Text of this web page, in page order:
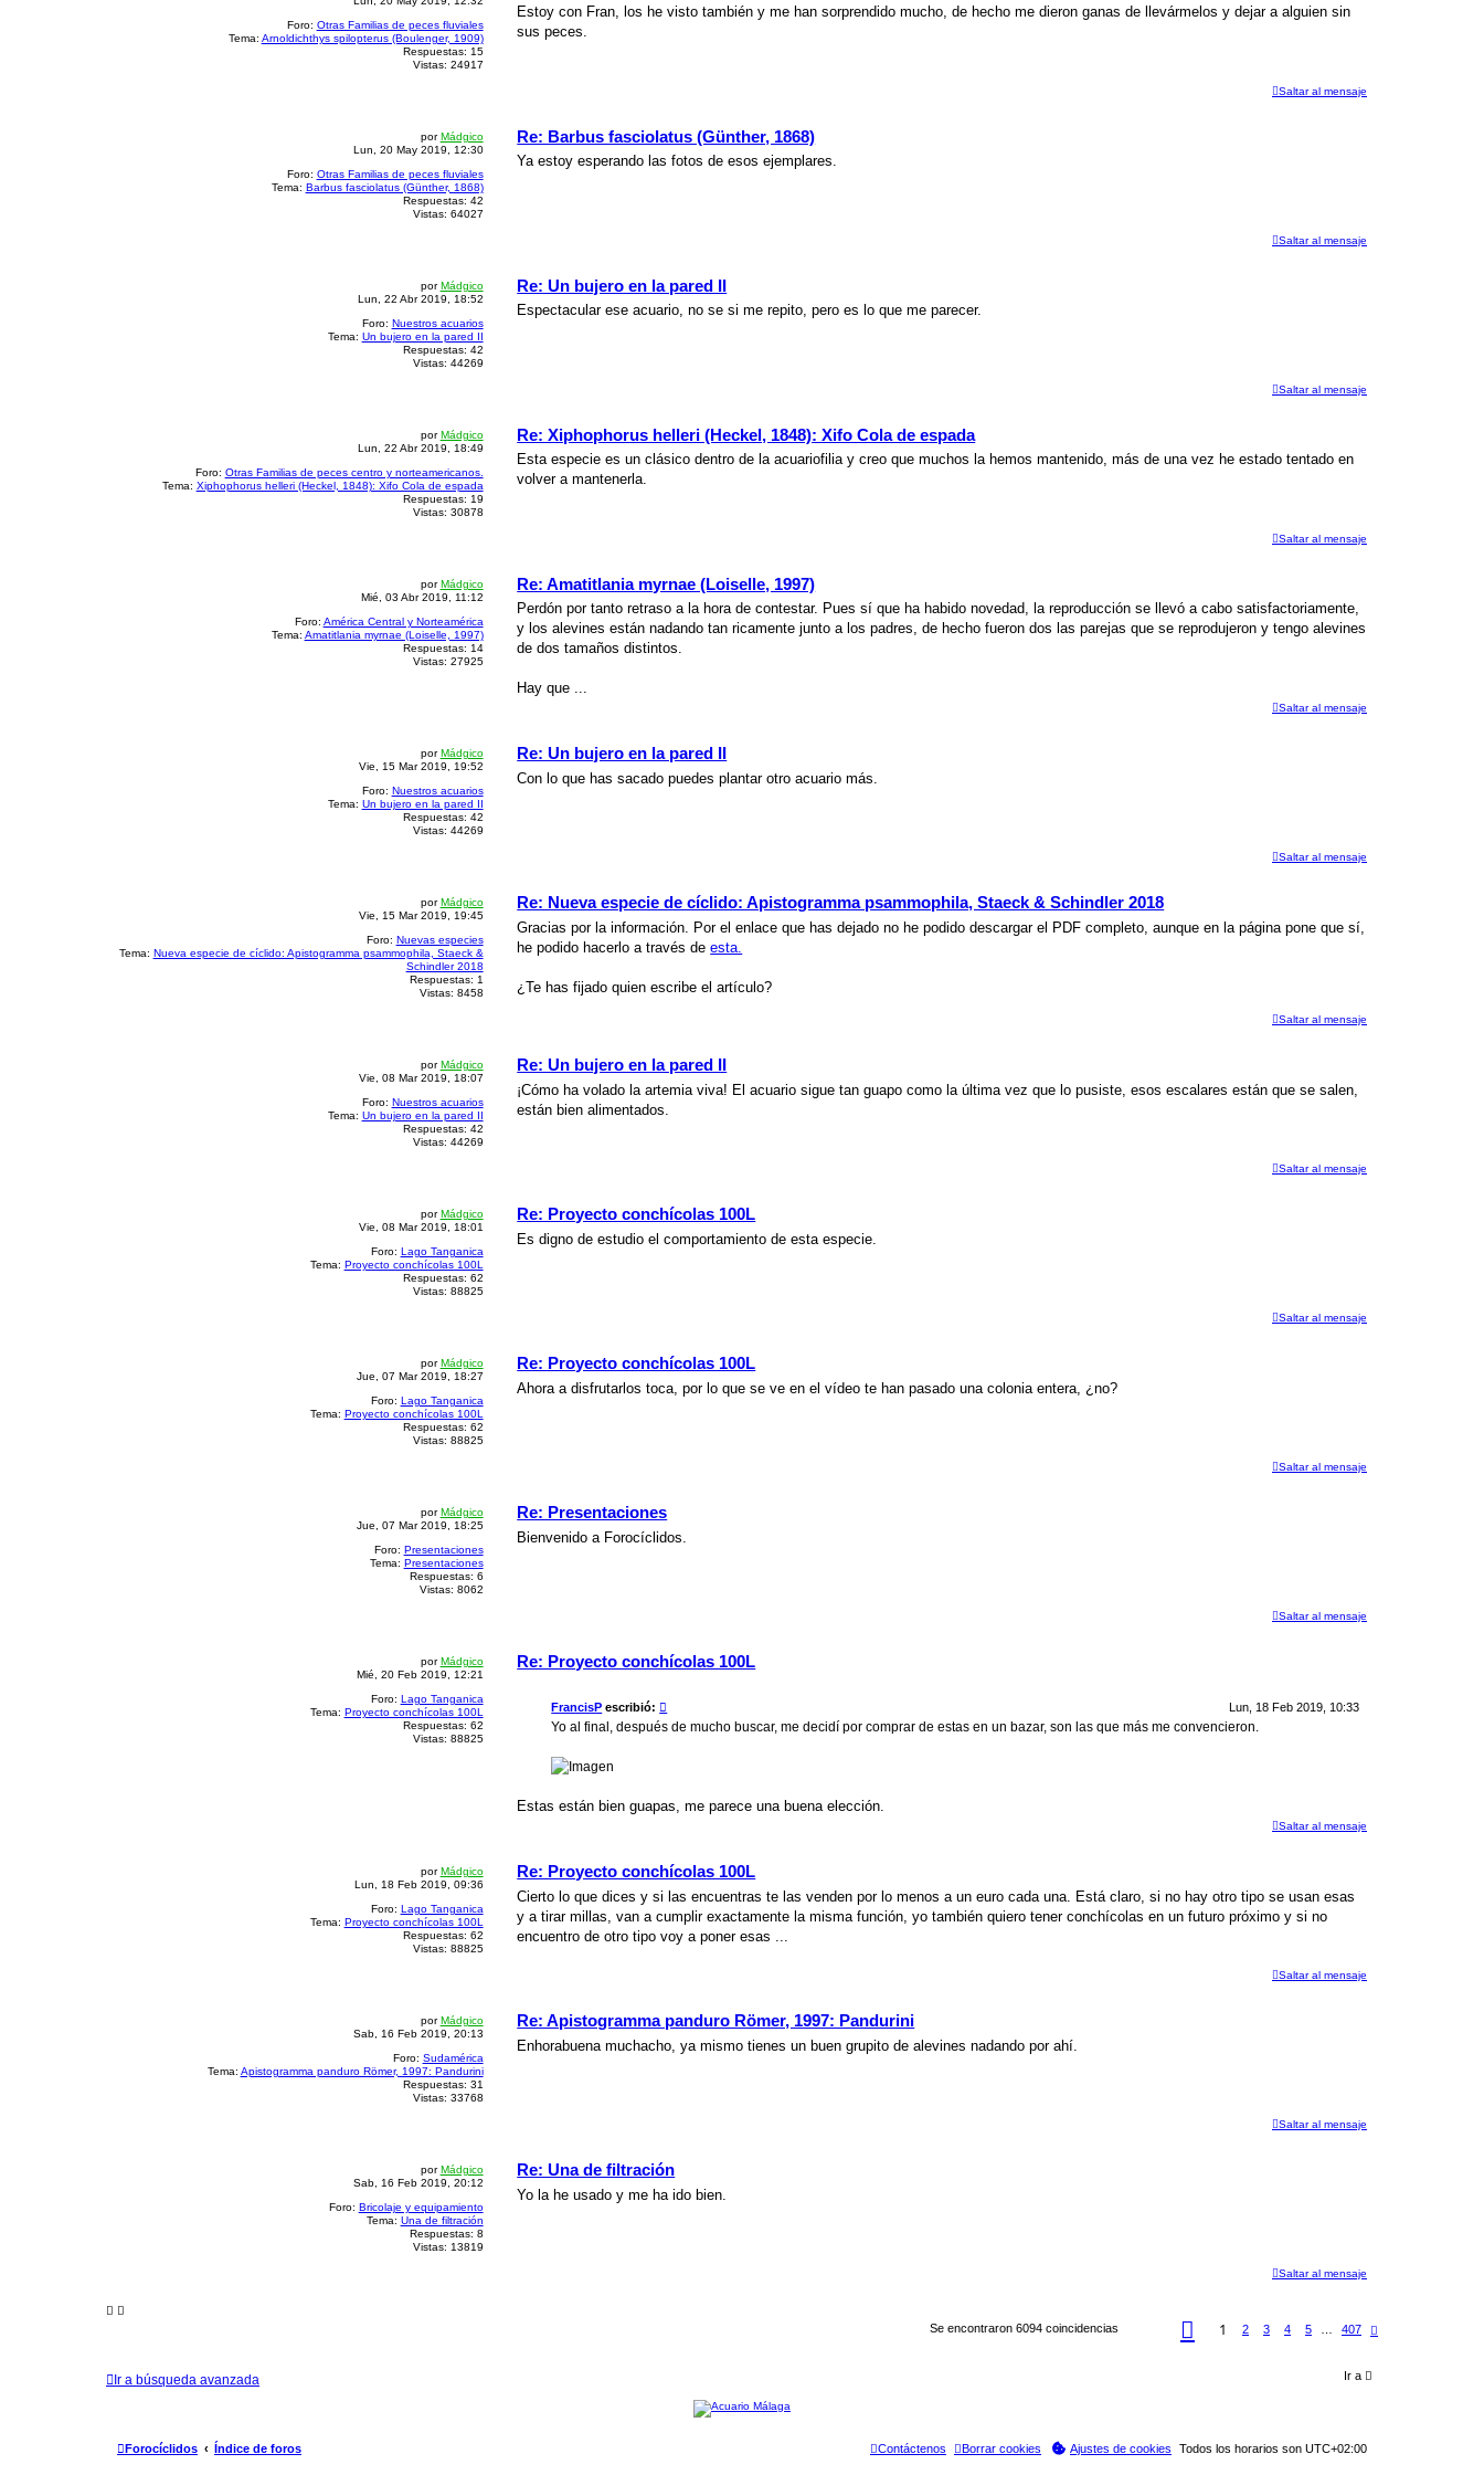
1
Foro: Otras Familias de peces fluviales
Tema: Arnoldichthys spilopterus (Boulenger, 1909)
Respuestas: 15
Vistas: 24917
Estoy con Fran, los he visto también y me han sorprendido mucho, de hecho me dieron ganas de llevármelos y dejar a alguien sin
sus peces.
Saltar al mensaje
porMádgico
Lun, 20 May 2019, 12:30
Foro: Otras Familias de peces fluviales
Tema: Barbus fasciolatus (Günther, 1868)
Respuestas: 42
Vistas: 64027
Re: Barbus fasciolatus (Günther, 1868)
Ya estoy esperando las fotos de esos ejemplares.
Saltar al mensaje
porMádgico
Lun, 22 Abr 2019, 18:52
Foro: Nuestros acuarios
Tema: Un bujero en la pared II
Respuestas: 42
Vistas: 44269
Re: Un bujero en la pared II
Espectacular ese acuario, no se si me repito, pero es lo que me parecer.
Saltar al mensaje
porMádgico
Lun, 22 Abr 2019, 18:49
Foro: Otras Familias de peces centro y norteamericanos.
Tema: Xiphophorus helleri (Heckel, 1848): Xifo Cola de espada
Respuestas: 19
Vistas: 30878
Re: Xiphophorus helleri (Heckel, 1848): Xifo Cola de espada
Esta especie es un clásico dentro de la acuariofilia y creo que muchos la hemos mantenido, más de una vez he estado tentado en
volver a mantenerla.
Saltar al mensaje
porMádgico
Mié, 03 Abr 2019, 11:12
Foro: América Central y Norteamérica
Tema: Amatitlania myrnae (Loiselle, 1997)
Respuestas: 14
Vistas: 27925
Re: Amatitlania myrnae (Loiselle, 1997)
Perdón por tanto retraso a la hora de contestar. Pues sí que ha habido novedad, la reproducción se llevó a cabo satisfactoriamente,
y los alevines están nadando tan ricamente junto a los padres, de hecho fueron dos las parejas que se reprodujeron y tengo alevines
de dos tamaños distintos.
Hay que ...
Saltar al mensaje
porMádgico
Vie, 15 Mar 2019, 19:52
Foro: Nuestros acuarios
Tema: Un bujero en la pared II
Respuestas: 42
Vistas: 44269
Re: Un bujero en la pared II
Con lo que has sacado puedes plantar otro acuario más.
Saltar al mensaje
porMádgico
Vie, 15 Mar 2019, 19:45
Foro: Nuevas especies
Tema: Nueva especie de cíclido: Apistogramma psammophila, Staeck &
Schindler 2018
Respuestas: 1
Vistas: 8458
Re: Nueva especie de cíclido: Apistogramma psammophila, Staeck & Schindler 2018
Gracias por la información. Por el enlace que has dejado no he podido descargar el PDF completo, aunque en la página pone que sí,
he podido hacerlo a través deesta.
¿Te has fijado quien escribe el artículo?
Saltar al mensaje
porMádgico
Vie, 08 Mar 2019, 18:07
Foro: Nuestros acuarios
Tema: Un bujero en la pared II
Respuestas: 42
Vistas: 44269
Re: Un bujero en la pared II
¡Cómo ha volado la artemia viva! El acuario sigue tan guapo como la última vez que lo pusiste, esos escalares están que se salen,
están bien alimentados.
Saltar al mensaje
porMádgico
Vie, 08 Mar 2019, 18:01
Foro: Lago Tanganica
Tema: Proyecto conchícolas 100L
Respuestas: 62
Vistas: 88825
Re: Proyecto conchícolas 100L
Es digno de estudio el comportamiento de esta especie.
Saltar al mensaje
porMádgico
Jue, 07 Mar 2019, 18:27
Foro: Lago Tanganica
Tema: Proyecto conchícolas 100L
Respuestas: 62
Vistas: 88825
Re: Proyecto conchícolas 100L
Ahora a disfrutarlos toca, por lo que se ve en el vídeo te han pasado una colonia entera, ¿no?
Saltar al mensaje
porMádgico
Jue, 07 Mar 2019, 18:25
Foro: Presentaciones
Tema: Presentaciones
Respuestas: 6
Vistas: 8062
Re: Presentaciones
Bienvenido a Forocíclidos.
Saltar al mensaje
porMádgico
Mié, 20 Feb 2019, 12:21
Foro: Lago Tanganica
Tema: Proyecto conchícolas 100L
Respuestas: 62
Vistas: 88825
Re: Proyecto conchícolas 100L
FrancisP escribió: Lun, 18 Feb 2019, 10:33
Yo al final, después de mucho buscar, me decidí por comprar de estas en un bazar, son las que más me convencieron.
Estas están bien guapas, me parece una buena elección.
Saltar al mensaje
porMádgico
Lun, 18 Feb 2019, 09:36
Foro: Lago Tanganica
Tema: Proyecto conchícolas 100L
Respuestas: 62
Vistas: 88825
Re: Proyecto conchícolas 100L
Cierto lo que dices y si las encuentras te las venden por lo menos a un euro cada una. Está claro, si no hay otro tipo se usan esas
y a tirar millas, van a cumplir exactamente la misma función, yo también quiero tener conchícolas en un futuro próximo y si no
encuentro de otro tipo voy a poner esas ...
Saltar al mensaje
porMádgico
Sab, 16 Feb 2019, 20:13
Foro: Sudamérica
Tema: Apistogramma panduro Römer, 1997: Pandurini
Respuestas: 31
Vistas: 33768
Re: Apistogramma panduro Römer, 1997: Pandurini
Enhorabuena muchacho, ya mismo tienes un buen grupito de alevines nadando por ahí.
Saltar al mensaje
porMádgico
Sab, 16 Feb 2019, 20:12
Foro: Bricolaje y equipamiento
Tema: Una de filtración
Respuestas: 8
Vistas: 13819
Re: Una de filtración
Yo la he usado y me ha ido bien.
Saltar al mensaje
Se encontraron 6094 coincidencias
0
1 2 3 4 5 407
Ir a búsqueda avanzada Ir a
Forocíclidos Índice de foros Todos los horarios son UTC+02:00
Ajustes de cookies
Borrar cookies
Contáctenos